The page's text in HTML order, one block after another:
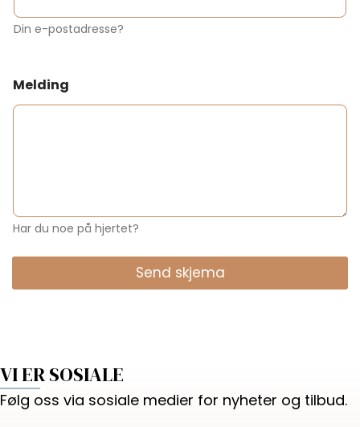
Din e-postadresse?
Melding
Har du noe på hjertet?
Send skjema
VI ER SOSIALE
Følg oss via sosiale medier for nyheter og tilbud.